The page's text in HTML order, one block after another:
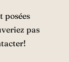
posées
pas